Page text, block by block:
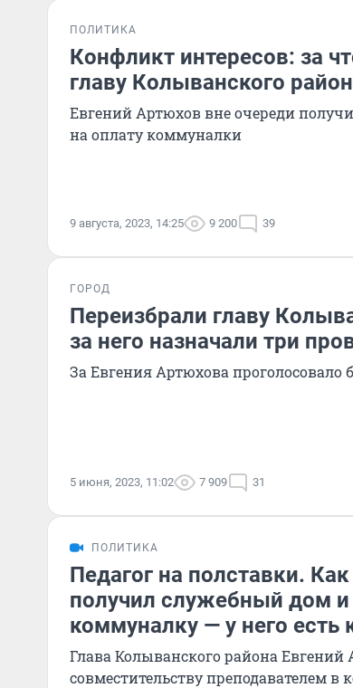
ПОЛИТИКА
Конфликт интересов: за
главу Колыванского
Евгений Артюхов вне очереди
на оплату коммуналки
9 августа, 2023, 14:25 9 200 39
ГОРОД
Переизбрали главу
за него назначали три
За Евгения Артюхова проголосовало
5 июня, 2023, 11:02 7 909 31
ПОЛИТИКА
Педагог на полставки.
получил служебный дом и
коммуналку — у него есть
Глава Колыванского района Евгений
совместительству преподавателем в